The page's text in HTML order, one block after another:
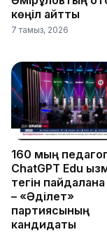
көңіл айтты
7 тамыз, 2026
160 мың педагог
ChatGPT Edu
тегін
– «Әділет»
партиясының
кандидаты